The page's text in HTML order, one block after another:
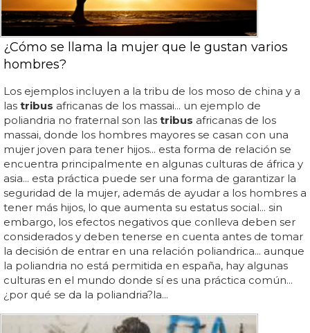
¿Cómo se llama la mujer que le gustan varios
hombres?
Los ejemplos incluyen a la tribu de los moso de china y a
las tribus africanas de los massai... un ejemplo de
poliandria no fraternal son las tribus africanas de los
massai, donde los hombres mayores se casan con una
mujer joven para tener hijos... esta forma de relación se
encuentra principalmente en algunas culturas de áfrica y
asia... esta práctica puede ser una forma de garantizar la
seguridad de la mujer, además de ayudar a los hombres a
tener más hijos, lo que aumenta su estatus social... sin
embargo, los efectos negativos que conlleva deben ser
considerados y deben tenerse en cuenta antes de tomar
la decisión de entrar en una relación poliandrica... aunque
la poliandria no está permitida en españa, hay algunas
culturas en el mundo donde sí es una práctica común...
¿por qué se da la poliandria?la...